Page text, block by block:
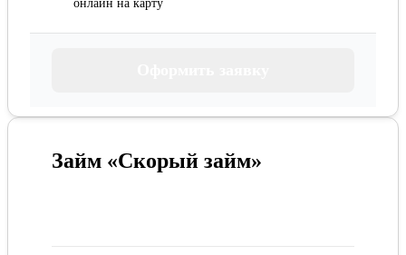
Займ «Скорый займ»